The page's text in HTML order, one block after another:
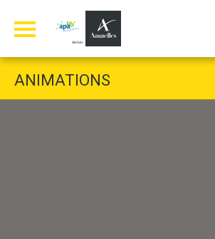
ANIMATIONS
Panneau de gestion des cookies